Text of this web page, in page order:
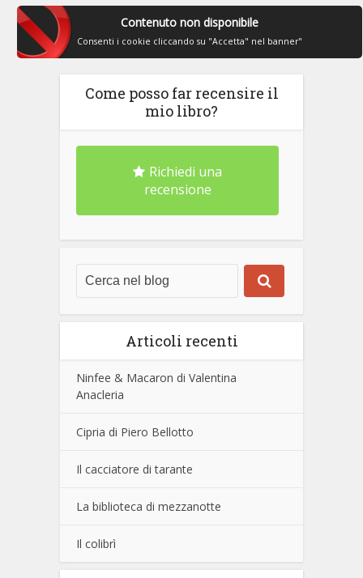
Contenuto non disponibile
Consenti i cookie cliccando su "Accetta" nel banner"
Come posso far recensire il
mio libro?
Richiedi una
recensione
Articoli recenti
Ninfee & Macaron di Valentina
Anacleria
Cipria di Piero Bellotto
Il cacciatore di tarante
La biblioteca di mezzanotte
Il colibrì